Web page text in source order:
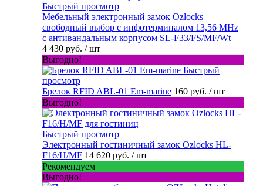
Быстрый просмотр
Мебельный электронный замок Ozlocks
свободный выбор с инфотерминалом 13,56 MHz
с антивандальным корпусом SL-F33/FS/MF/Wt
4 430 руб. / шт
Выгодно!
Быстрый
просмотр
Брелок RFID ABL-01 Em-marine 160 руб. / шт
Выгодно!
Быстрый просмотр
Электронный гостиничный замок Ozlocks HL-
F16/H/MF 14 620 руб. / шт
Рекомендуем
Выгодно!